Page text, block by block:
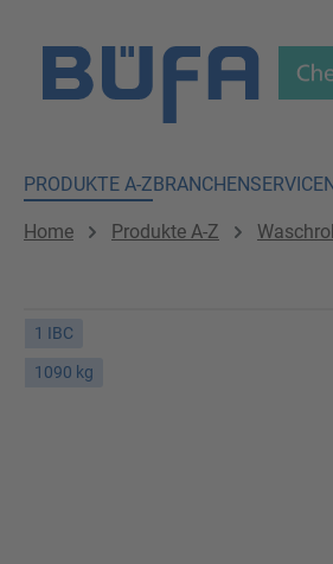
PRODUKTE A-ZBRANCHENSERVICE
Home Produkte A-Z
1 IBC
1090 kg